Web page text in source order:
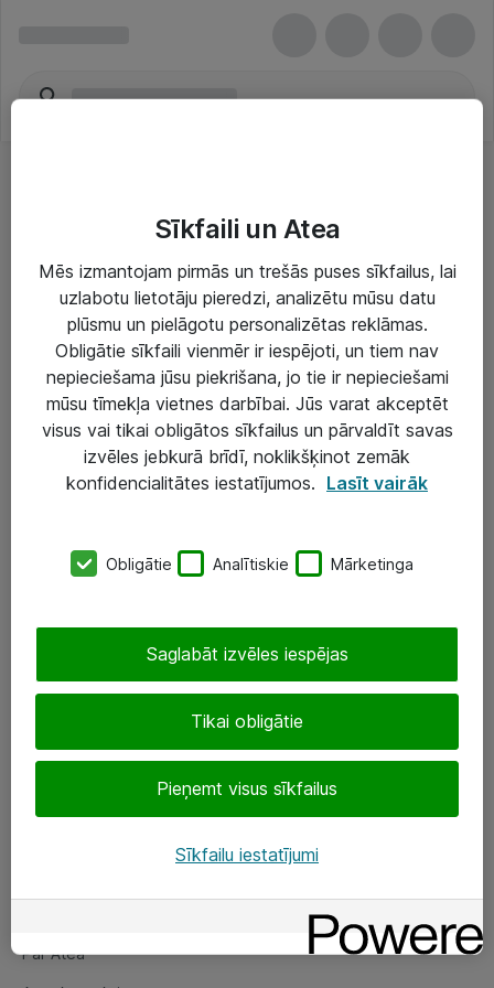
Risinājumi & Pakalpojumi
IT serviss un atbalsts
IT infrastruktūra
Darba vietu IT risinājumi
Serveri un datu centri
SIA „ATEA”
eShop@atea.lv
Sekojiet mums
Par Atea
Par Atea
Sīkfaili un Atea
Mēs izmantojam pirmās un trešās puses sīkfailus, lai
uzlabotu lietotāju pieredzi, analizētu mūsu datu
plūsmu un pielāgotu personalizētas reklāmas.
Obligātie sīkfaili vienmēr ir iespējoti, un tiem nav
nepieciešama jūsu piekrišana, jo tie ir nepieciešami
mūsu tīmekļa vietnes darbībai. Jūs varat akceptēt
visus vai tikai obligātos sīkfailus un pārvaldīt savas
izvēles jebkurā brīdī, noklikšķinot zemāk
konfidencialitātes iestatījumos. Lasīt vairāk
Obligātie Analītiskie Mārketinga
Tikai obligātie
Pieņemt visus sīkfailus
Saglabāt izvēles iespējas
Sīkfailu iestatījumi